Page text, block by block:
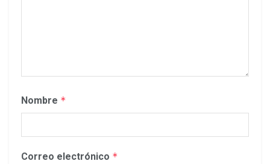
Nombre *
Correo electrónico *